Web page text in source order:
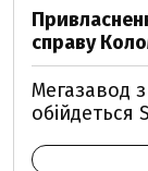
справу
Мегазавод
обійдеться